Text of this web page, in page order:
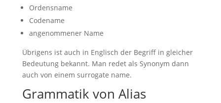
Ordensname
Codename
angenommener Name
Übrigens ist auch in Englisch der Begriff in gleicher
Bedeutung bekannt. Man redet als Synonym dann
auch von einem surrogate name.
Grammatik von Alias